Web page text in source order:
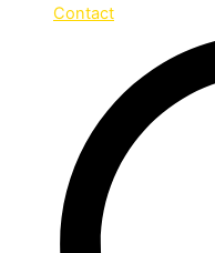
Contact